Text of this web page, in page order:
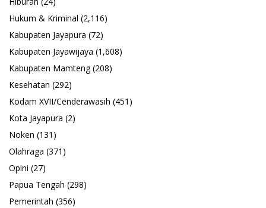
Hukum & Kriminal (2,116)
Kabupaten Jayapura (72)
Kabupaten Jayawijaya (1,608)
Kabupaten Mamteng(208)
Kesehatan (292)
Kodam XVII/Cenderawasih (451)
Kota Jayapura (2)
Noken (131)
Olahraga (371)
Opini (27)
Papua Tengah (298)
Pemerintah (356)